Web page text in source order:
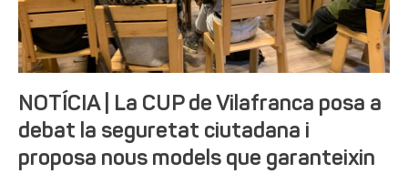
NOTÍCIA | La CUP de Vilafranca posa a
debat la seguretat ciutadana i
proposa nous models que garanteixin